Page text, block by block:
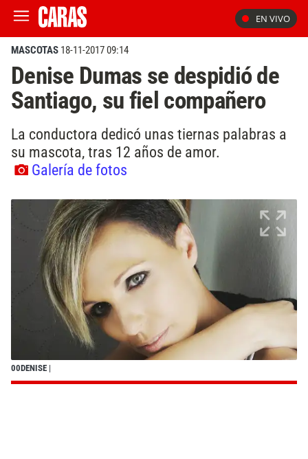
EN VIVO
MASCOTAS 18-11-2017 09:14
Denise Dumas se despidió de
Santiago, su fiel compañero
La conductora dedicó unas tiernas palabras a
su mascota, tras 12 años de amor.
Galería de fotos
00DENISE |